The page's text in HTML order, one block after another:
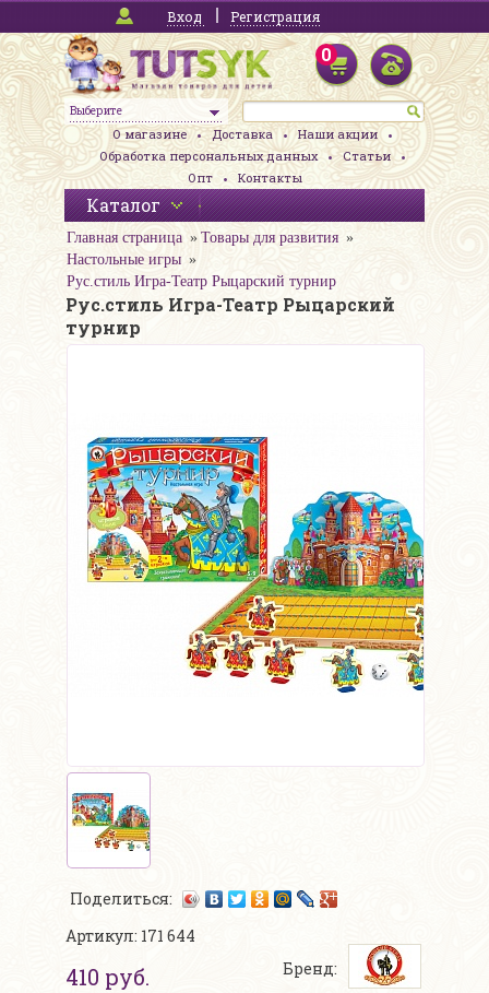
Вход Регистрация
Выберите
0
О магазине Доставка
Наши акции
Обработка персональных данных
Статьи
Опт
Контакты
Каталог
Главная страница
Товары для развития
Настольные игры
Рус.стиль Игра-Театр Рыцарский турнир
Рус.стиль Игра-Театр Рыцарский
турнир
Поделиться:
Артикул: 171 644
410 руб. Бренд: